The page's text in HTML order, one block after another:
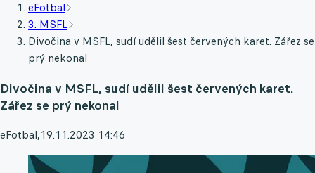
eFotbal
3. MSFL
Divočina v MSFL, sudí udělil šest červených karet. Zářez se
prý nekonal
Divočina v MSFL, sudí udělil šest červených karet.
Zářez se prý nekonal
eFotbal,19.11.2023 14:46